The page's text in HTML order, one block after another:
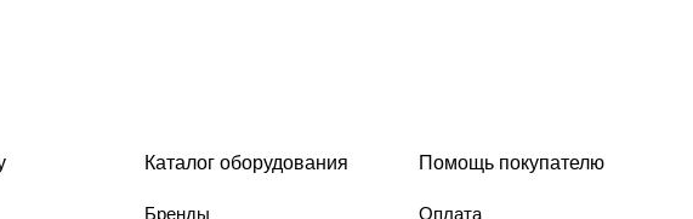
Каталог оборудования
Бренды
Помощь покупателю
Оплата